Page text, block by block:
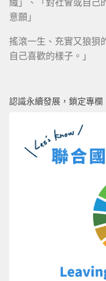
意願」
搖滾一生、充實又狼狽
自己喜歡的樣子。」
認識永續發展，鎖定專欄